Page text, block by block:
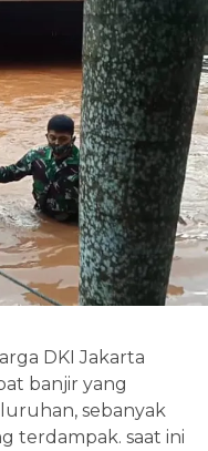
DKI Jakarta
banjir yang
sebanyak
terdampak. saat ini